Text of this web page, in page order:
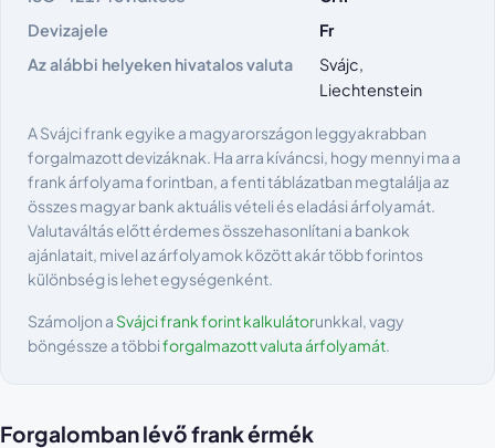
Devizajele
Fr
Az alábbi helyeken hivatalos valuta
Svájc,
Liechtenstein
A Svájci frank egyike a magyarországon leggyakrabban
forgalmazott devizáknak. Ha arra kíváncsi, hogy mennyi ma a
frank árfolyama forintban, a fenti táblázatban megtalálja az
összes magyar bank aktuális vételi és eladási árfolyamát.
Valutaváltás előtt érdemes összehasonlítani a bankok
ajánlatait, mivel az árfolyamok között akár több forintos
különbség is lehet egységenként.
Számoljon a Svájci frank forint kalkulátorunkkal, vagy
böngéssze a többiforgalmazott valuta árfolyamát.
Forgalomban lévő frank érmék